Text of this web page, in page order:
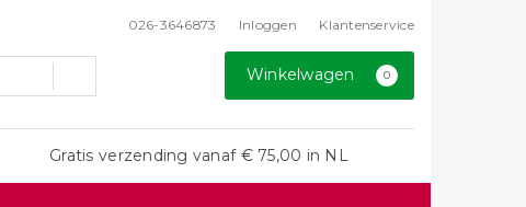
026-3646873 Inloggen Klantenservice
Winkelwagen 0
Gratis verzending vanaf € 75,00 in NL